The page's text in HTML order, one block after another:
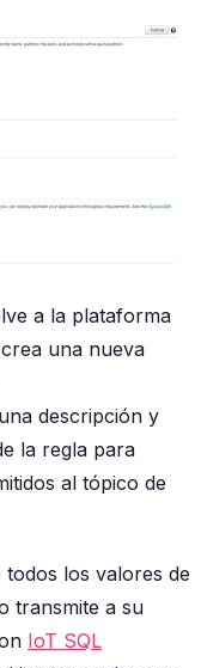
a la plataforma
una nueva
descripción y
la regla para
al tópico de
los valores de
transmite a su
IoT SQL